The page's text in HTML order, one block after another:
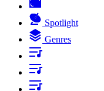
Spotlight
Genres